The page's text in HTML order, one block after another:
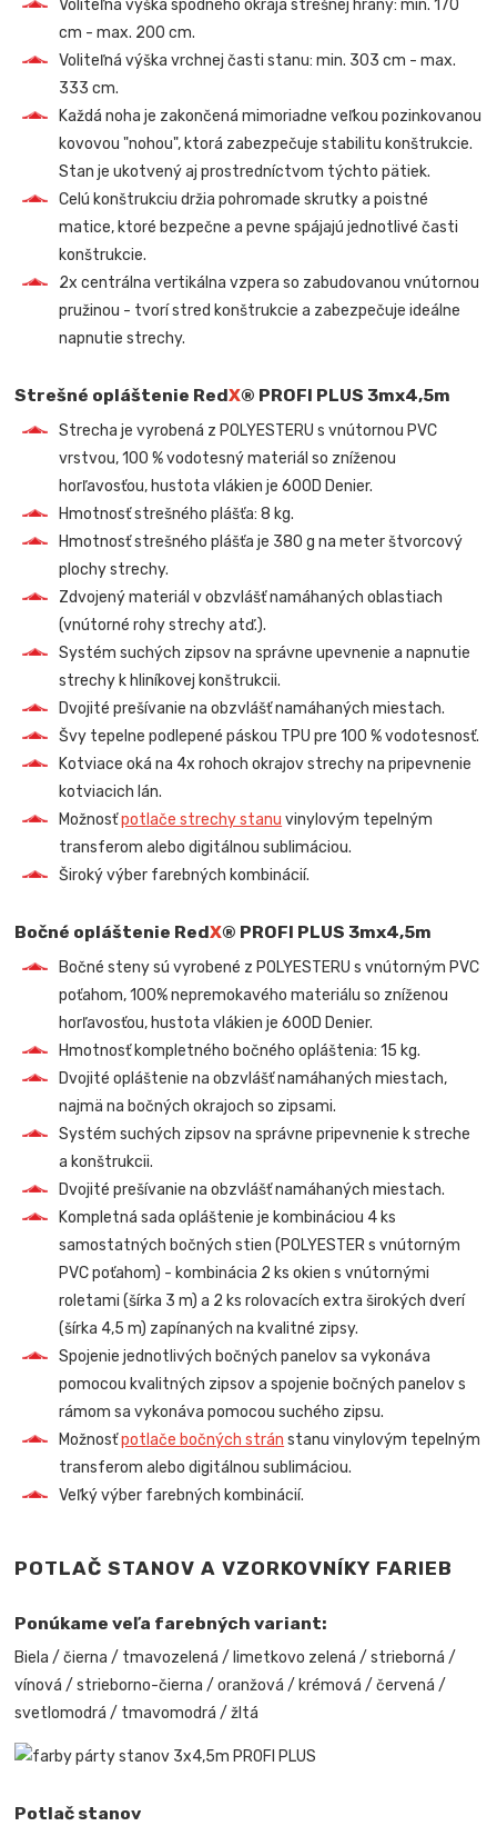
Voliteľná výška spodného okraja strešnej hrany: min. 170
cm - max. 200 cm.
Voliteľná výška vrchnej časti stanu: min. 303 cm - max.
333 cm.
Každá noha je zakončená mimoriadne veľkou pozinkovanou
kovovou "nohou", ktorá zabezpečuje stabilitu konštrukcie.
Stan je ukotvený aj prostredníctvom týchto pätiek.
Celú konštrukciu držia pohromade skrutky a poistné
matice, ktoré bezpečne a pevne spájajú jednotlivé časti
konštrukcie.
2x centrálna vertikálna vzpera so zabudovanou vnútornou
pružinou - tvorí stred konštrukcie a zabezpečuje ideálne
napnutie strechy.
Strešné opláštenie RedX® PROFI PLUS 3mx4,5m
Strecha je vyrobená z POLYESTERU s vnútornou PVC
vrstvou, 100 % vodotesný materiál so zníženou
horľavosťou, hustota vlákien je 600D Denier.
Hmotnosť strešného plášťa: 8 kg.
Hmotnosť strešného plášťa je 380 g na meter štvorcový
plochy strechy.
Zdvojený materiál v obzvlášť namáhaných oblastiach
(vnútorné rohy strechy atď.).
Systém suchých zipsov na správne upevnenie a napnutie
strechy k hliníkovej konštrukcii.
Dvojité prešívanie na obzvlášť namáhaných miestach.
Švy tepelne podlepené páskou TPU pre 100 % vodotesnosť.
Kotviace oká na 4x rohoch okrajov strechy na pripevnenie
kotviacich lán.
Možnosťpotlače strechy stanu vinylovým tepelným
transferom alebo digitálnou sublimáciou.
Široký výber farebných kombinácií.
Bočné opláštenie RedX® PROFI PLUS 3mx4,5m
Bočné steny sú vyrobené z POLYESTERU s vnútorným PVC
poťahom, 100% nepremokavého materiálu so zníženou
horľavosťou, hustota vlákien je 600D Denier.
Hmotnosť kompletného bočného opláštenia: 15 kg.
Dvojité opláštenie na obzvlášť namáhaných miestach,
najmä na bočných okrajoch so zipsami.
Systém suchých zipsov na správne pripevnenie k streche
a konštrukcii.
Dvojité prešívanie na obzvlášť namáhaných miestach.
Kompletná sada opláštenie je kombináciou 4 ks
samostatných bočných stien (POLYESTER s vnútorným
PVC poťahom) - kombinácia 2 ks okien s vnútornými
roletami (šírka 3 m) a 2 ks rolovacích extra širokých dverí
(šírka 4,5 m) zapínaných na kvalitné zipsy.
Spojenie jednotlivých bočných panelov sa vykonáva
pomocou kvalitných zipsov a spojenie bočných panelov s
rámom sa vykonáva pomocou suchého zipsu.
Možnosťpotlače bočných strán stanu vinylovým tepelným
transferom alebo digitálnou sublimáciou.
Veľký výber farebných kombinácií.
POTLAČ STANOV A VZORKOVNÍKY FARIEB
Ponúkame veľa farebných variant:
Biela / čierna / tmavozelená / limetkovo zelená / strieborná /
vínová / strieborno-čierna / oranžová / krémová / červená /
svetlomodrá / tmavomodrá / žltá
Potlač stanov